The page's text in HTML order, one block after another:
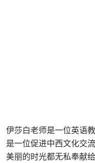
伊莎白老师是一位英语
是一位促进中西文化交
美丽的时光都无私奉献